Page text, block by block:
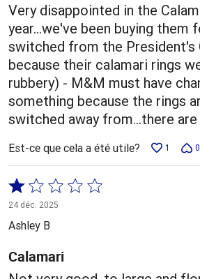
Very disappointed in the
year...we've been buying them
switched from the President's
because their calamari rings
rubbery) - M&M must have
something because the rings
switched away from...there are
Est-ce que cela a été utile? 1 0
Coté
1 sur
5
24 déc. 2025
Ashley B
Calamari